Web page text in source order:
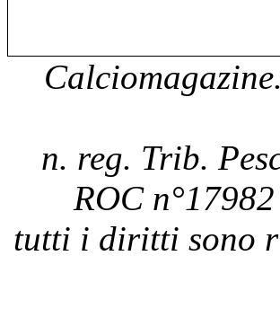
n. reg. Trib.
ROC
tutti i diritti sono